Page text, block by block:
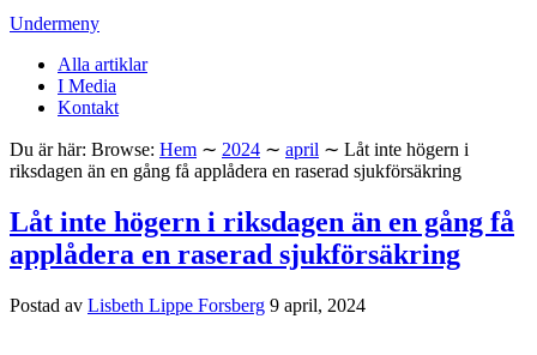
Undermeny
Alla artiklar
I Media
Kontakt
Du är här: Browse: Hem ∼ 2024 ∼ april ∼ Låt inte högern i
riksdagen än en gång få applådera en raserad sjukförsäkring
Låt inte högern i riksdagen än en gång få
applådera en raserad sjukförsäkring
Postad av Lisbeth Lippe Forsberg 9 april, 2024